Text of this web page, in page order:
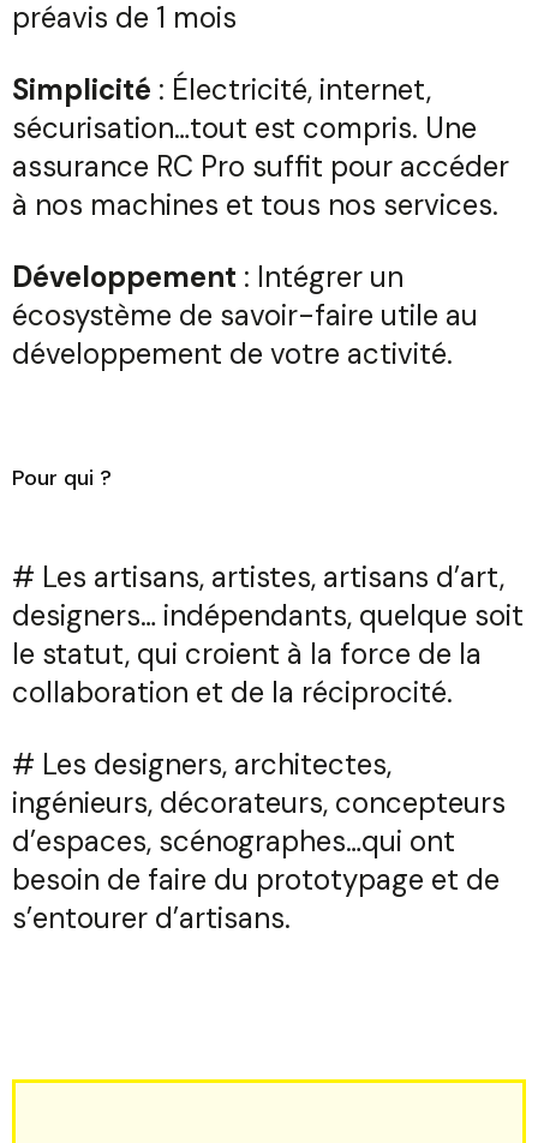
préavis de 1 mois
Simplicité : Électricité, internet,
sécurisation…tout est compris. Une
assurance RC Pro suffit pour accéder
à nos machines et tous nos services.
Développement : Intégrer un
écosystème de savoir-faire utile au
développement de votre activité.
Pour qui ?
# Les artisans, artistes, artisans d’art,
designers… indépendants, quelque soit
le statut, qui croient à la force de la
collaboration et de la réciprocité.
# Les designers, architectes,
ingénieurs, décorateurs, concepteurs
d’espaces, scénographes…qui ont
besoin de faire du prototypage et de
s’entourer d’artisans.